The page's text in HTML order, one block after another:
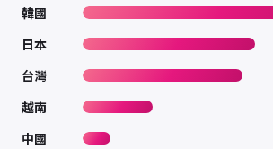
韓國
日本
台灣
越南
中國